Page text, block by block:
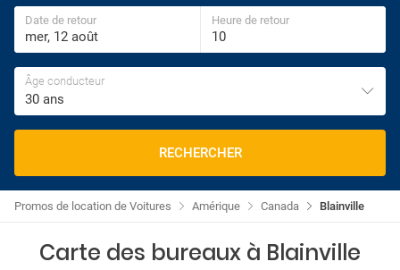
Date de retour Heure de retour
Âge conducteur
30 ans
RECHERCHER
Blainville
Canada
Amérique
Promos de location de Voitures
Carte des bureaux à Blainville